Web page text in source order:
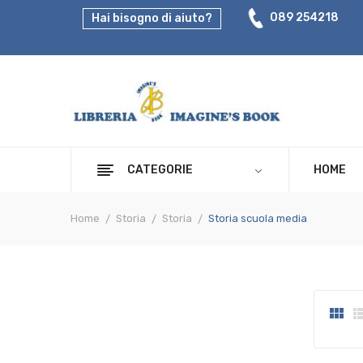
Hai bisogno di aiuto? 089 254218
CATEGORIE HOME
Home Storia Storia Storia scuola media
